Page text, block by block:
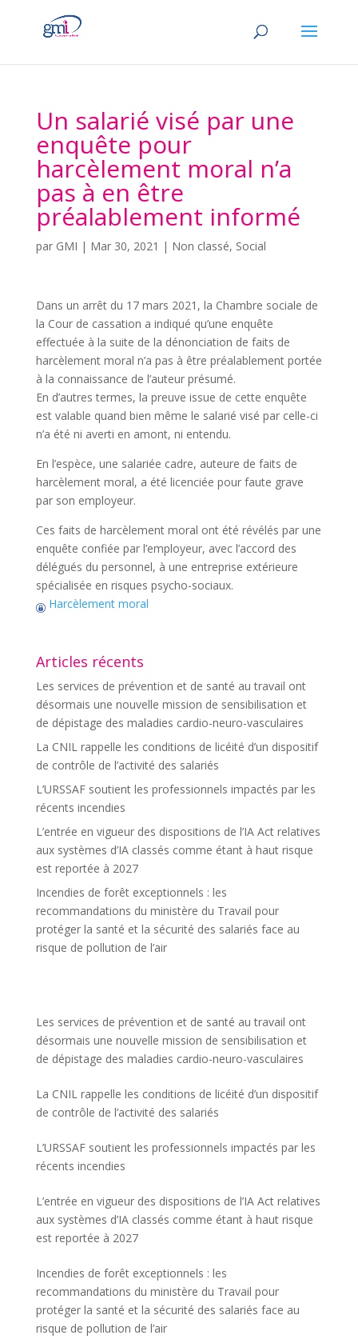
Un salarié visé par une
enquête pour
harcèlement moral n’a
pas à en être
préalablement informé
par GMI | Mar 30, 2021 | Non classé, Social
Dans un arrêt du 17 mars 2021, la Chambre sociale de
la Cour de cassation a indiqué qu’une enquête
effectuée à la suite de la dénonciation de faits de
harcèlement moral n’a pas à être préalablement portée
à la connaissance de l’auteur présumé.
En d’autres termes, la preuve issue de cette enquête
est valable quand bien même le salarié visé par celle-ci
n’a été ni averti en amont, ni entendu.
En l’espèce, une salariée cadre, auteure de faits de
harcèlement moral, a été licenciée pour faute grave
par son employeur.
Ces faits de harcèlement moral ont été révélés par une
enquête confiée par l’employeur, avec l’accord des
délégués du personnel, à une entreprise extérieure
spécialisée en risques psycho-sociaux.
Harcèlement moral
Articles récents
Les services de prévention et de santé au travail ont
désormais une nouvelle mission de sensibilisation et
de dépistage des maladies cardio-neuro-vasculaires
La CNIL rappelle les conditions de licéité d’un dispositif
de contrôle de l’activité des salariés
L’URSSAF soutient les professionnels impactés par les
récents incendies
L’entrée en vigueur des dispositions de l’IA Act relatives
aux systèmes d’IA classés comme étant à haut risque
est reportée à 2027
Incendies de forêt exceptionnels : les
recommandations du ministère du Travail pour
protéger la santé et la sécurité des salariés face au
risque de pollution de l’air
Les services de prévention et de santé au travail ont
désormais une nouvelle mission de sensibilisation et
de dépistage des maladies cardio-neuro-vasculaires
La CNIL rappelle les conditions de licéité d’un dispositif
de contrôle de l’activité des salariés
L’URSSAF soutient les professionnels impactés par les
récents incendies
L’entrée en vigueur des dispositions de l’IA Act relatives
aux systèmes d’IA classés comme étant à haut risque
est reportée à 2027
Incendies de forêt exceptionnels : les
recommandations du ministère du Travail pour
protéger la santé et la sécurité des salariés face au
risque de pollution de l’air